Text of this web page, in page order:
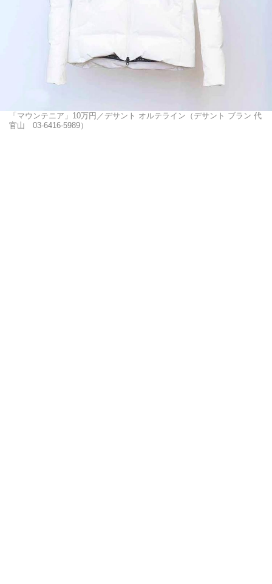
「マウンテニア」10万円／デサント オルテライン（デサント ブラン 代
官山 03-6416-5989）